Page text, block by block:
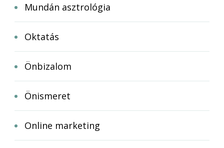
Mundán asztrológia
Oktatás
Önbizalom
Önismeret
Online marketing